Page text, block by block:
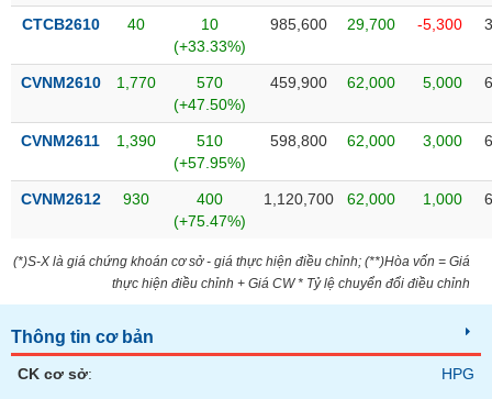
CTCB2610 40
10
(+33.33%)
985,600 29,700 -5,300
CVNM2610 1,770
570
(+47.50%)
459,900 62,000 5,000
CVNM2611 1,390
510
(+57.95%)
598,800 62,000 3,000
CVNM2612 930
400
(+75.47%)
1,120,700 62,000 1,000
(*)S-X là giá chứng khoán cơ sở - giá thực hiện điều chỉnh; (**)Hòa vốn = Giá
thực hiện điều chỉnh + Giá CW * Tỷ lệ chuyển đổi điều chỉnh
Thông tin cơ bản
CK cơ sở:
HPG
Truyền
tài
chính
liệu